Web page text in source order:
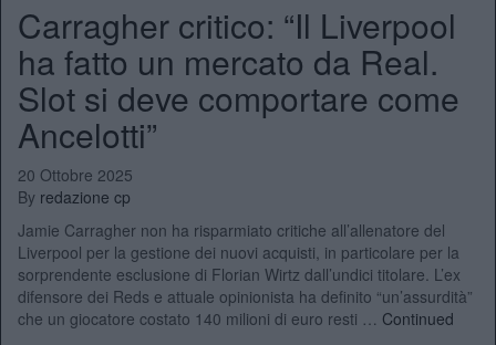
Carragher critico: “Il Liverpool
ha fatto un mercato da Real.
Slot si deve comportare come
Ancelotti”
20 Ottobre 2025
By redazione cp
Jamie Carragher non ha risparmiato critiche all’allenatore del
Liverpool per la gestione dei nuovi acquisti, in particolare per la
sorprendente esclusione di Florian Wirtz dall’undici titolare. L’ex
difensore dei Reds e attuale opinionista ha definito “un’assurdità”
che un giocatore costato 140 milioni di euro resti … Continued